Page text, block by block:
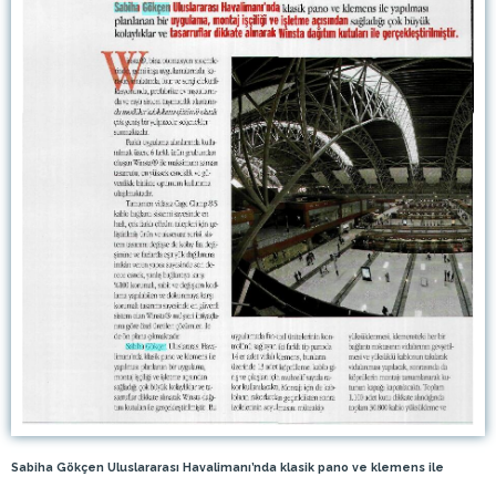
Sabiha Gökçen Uluslararası Havalimanı’nda klasik pano ve klemens ile